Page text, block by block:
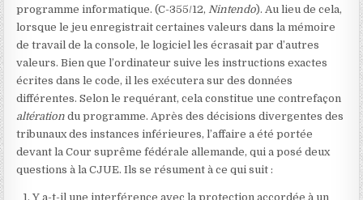
programme informatique. (C-355/12,Nintendo). Au lieu de cela,
lorsque le jeu enregistrait certaines valeurs dans la mémoire
de travail de la console, le logiciel les écrasait par d’autres
valeurs. Bien que l’ordinateur suive les instructions exactes
écrites dans le code, il les exécutera sur des données
différentes. Selon le requérant, cela constitue une contrefaçon
altération du programme. Après des décisions divergentes des
tribunaux des instances inférieures, l’affaire a été portée
devant la Cour suprême fédérale allemande, qui a posé deux
questions à la CJUE. Ils se résument à ce qui suit :
Y a-t-il une interférence avec la protection accordée à un